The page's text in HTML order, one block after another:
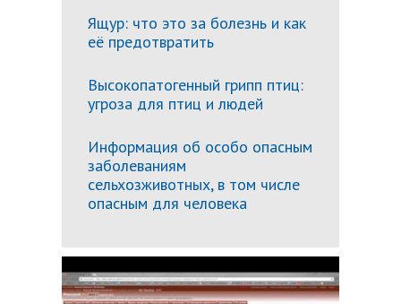
Ящур: что это за болезнь и как
её предотвратить
Высокопатогенный грипп птиц:
угроза для птиц и людей
Информация об особо опасным
заболеваниям
сельхозживотных, в том числе
опасным для человека